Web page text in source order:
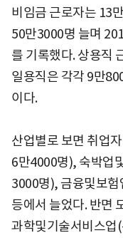
비임금 근로자는 13
50만3000명 늘며
를 기록했다. 상용직
일용직은 각각 9만
이다.
산업별로 보면 취업
6만4000명), 숙박업
3000명), 금융및보
등에서 늘었다. 반면
과학및기술서비스업